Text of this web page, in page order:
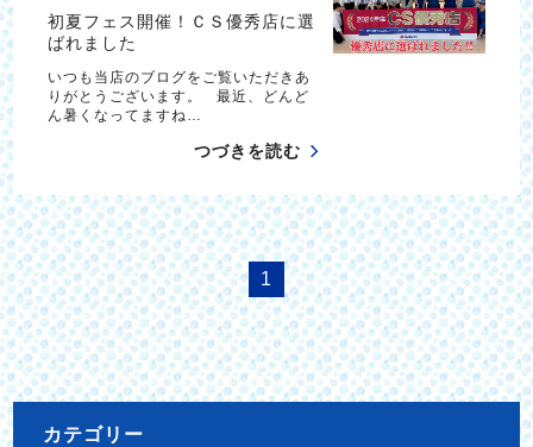
初夏フェス開催！ＣＳ優秀店に選
ばれました
いつも当店のブログをご覧いただきあ
りがとうございます。 最近、どんど
ん暑くなってますね…
つづきを読む
1
カテゴリー